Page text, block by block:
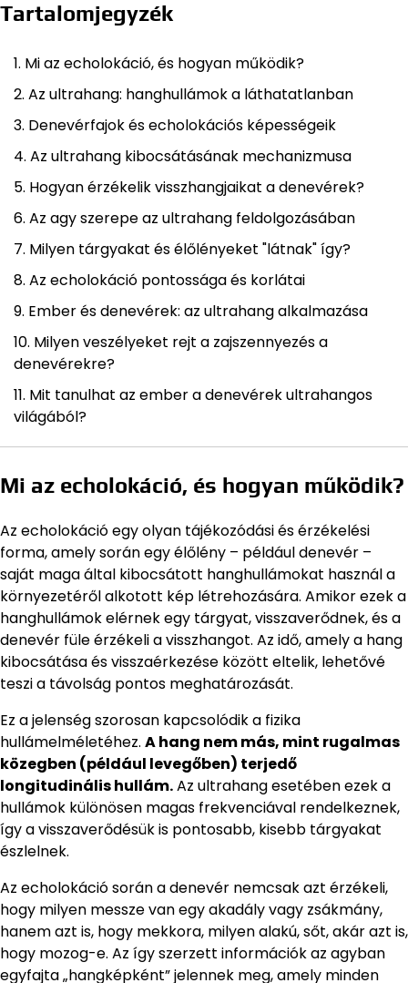
Tartalomjegyzék
Mi az echolokáció, és hogyan működik?
Az ultrahang: hanghullámok a láthatatlanban
Denevérfajok és echolokációs képességeik
Az ultrahang kibocsátásának mechanizmusa
Hogyan érzékelik visszhangjaikat a denevérek?
Az agy szerepe az ultrahang feldolgozásában
Milyen tárgyakat és élőlényeket "látnak" így?
Az echolokáció pontossága és korlátai
Ember és denevérek: az ultrahang alkalmazása
Milyen veszélyeket rejt a zajszennyezés a
denevérekre?
Mit tanulhat az ember a denevérek ultrahangos
világából?
Mi az echolokáció, és hogyan működik?
Az echolokáció egy olyan tájékozódási és érzékelési
forma, amely során egy élőlény – például denevér –
saját maga által kibocsátott hanghullámokat használ a
környezetéről alkotott kép létrehozására. Amikor ezek a
hanghullámok elérnek egy tárgyat, visszaverődnek, és a
denevér füle érzékeli a visszhangot. Az idő, amely a hang
kibocsátása és visszaérkezése között eltelik, lehetővé
teszi a távolság pontos meghatározását.
Ez a jelenség szorosan kapcsolódik a fizika
hullámelméletéhez. A hang nem más, mint rugalmas
közegben (például levegőben) terjedő
longitudinális hullám.Az ultrahang esetében ezek a
hullámok különösen magas frekvenciával rendelkeznek,
így a visszaverődésük is pontosabb, kisebb tárgyakat
észlelnek.
Az echolokáció során a denevér nemcsak azt érzékeli,
hogy milyen messze van egy akadály vagy zsákmány,
hanem azt is, hogy mekkora, milyen alakú, sőt, akár azt is,
hogy mozog-e. Az így szerzett információk az agyban
egyfajta „hangképként” jelennek meg, amely minden